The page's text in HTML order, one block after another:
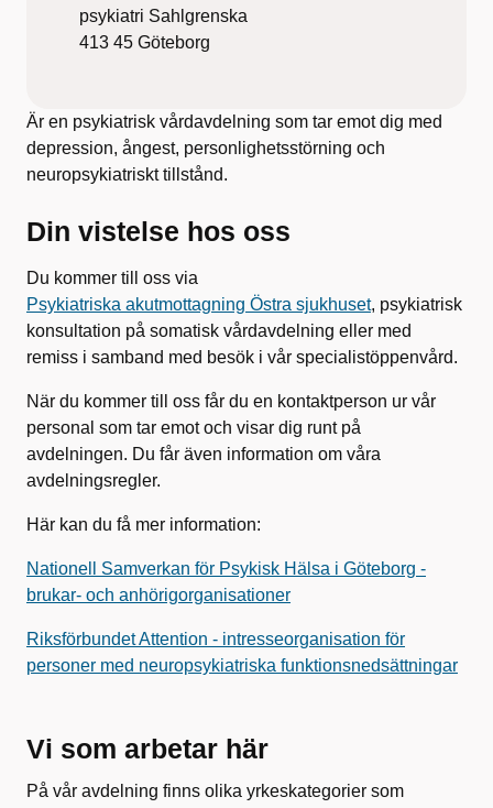
psykiatri Sahlgrenska
413 45 Göteborg
Är en psykiatrisk vårdavdelning som tar emot dig med
depression, ångest, personlighetsstörning och
neuropsykiatriskt tillstånd.
Din vistelse hos oss
Du kommer till oss via
Psykiatriska akutmottagning Östra sjukhuset, psykiatrisk
konsultation på somatisk vårdavdelning eller med
remiss i samband med besök i vår specialistöppenvård.
När du kommer till oss får du en kontaktperson ur vår
personal som tar emot och visar dig runt på
avdelningen. Du får även information om våra
avdelningsregler.
Här kan du få mer information:
Nationell Samverkan för Psykisk Hälsa i Göteborg -
brukar- och anhörigorganisationer
Riksförbundet Attention - intresseorganisation för
personer med neuropsykiatriska funktionsnedsättningar
Vi som arbetar här
På vår avdelning finns olika yrkeskategorier som